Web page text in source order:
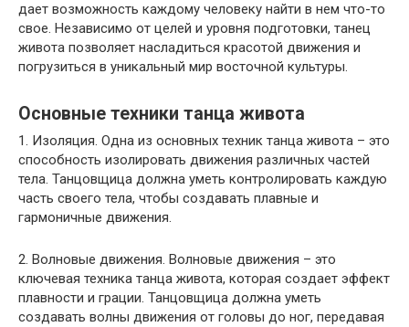
дает возможность каждому человеку найти в нем что-то
свое. Независимо от целей и уровня подготовки, танец
живота позволяет насладиться красотой движения и
погрузиться в уникальный мир восточной культуры.
Основные техники танца живота
1. Изоляция. Одна из основных техник танца живота – это
способность изолировать движения различных частей
тела. Танцовщица должна уметь контролировать каждую
часть своего тела, чтобы создавать плавные и
гармоничные движения.
2. Волновые движения. Волновые движения – это
ключевая техника танца живота, которая создает эффект
плавности и грации. Танцовщица должна уметь
создавать волны движения от головы до ног, передавая